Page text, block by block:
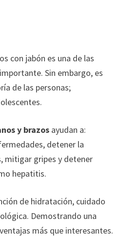
con jabón es una de las
Sin embargo, es
de las personas;
y brazosayudan a:
detener la
mitigar gripes y detener
hepatitis.
de hidratación, cuidado
Demostrando una
más que interesantes.